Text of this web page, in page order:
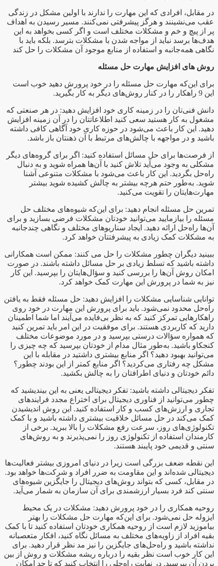
در مقابل، افرادی که این مهارت را ندارند با اولین مشکل در زندگی
عقب می‌نشینند و هرگز پیشرفتی نمی‌کنند. مسیر رسیدن به اهداف
پر از پیچ و خم و مشکلات مختلف است و اگر کسی بخواهد به این
هدف‌ها برسد نباید از مواجه شدن با مشکلات بترسد. بلکه باید با
نگاهی همه‌جانبه و استفاده از منابع موجود آن مشکلات را حل کند
روش های افزایش مهارت حل مسئله
برای این‌که مهارت حل مسئله را در خود پرورش دهید خوب است
این 9 راهکار را در کنار روش‌های دیگر به کار بگیرید.
دانش فنی‌تان را در زمینه کاری خود افزایش دهید: در هر صنعتی که
مشغول به کار هستید سعی کنید اطلاعاتتان را در آن زمینه افزایش
دهید. این کار باعث می‌شود در حوزه کاری خود آگاهی کافی داشته
باشید و در مواجهه با چالش‌های مرتبط با آن ذهنتان باز باشد.
از فرصت‌ها برای حل مسائل استفاده کنید: اگر برای گروه‌های دیگر
مشکلی به وجود می‌آید تلاش کنید با آن‌ها همراه شوید و به دنبال
راه‌حل بگردید. این کار باعث می‌شود با مشکلات متنوعی آشنا
شوید. به‌طور حتم هرچه بیشتر به چالش کشیده شوید بیشتر
مهارت‌هایتان را تقویت می‌کنید.
تمرین حل مسئله انجام دهید: برای این‌که شیوه‌های مختلف حل
مسئله را بیازمایید می‌توانید خودتان مشکلات فرضی بسازید و برای
آن‌ها راه‌حل ارائه دهید. ایجاد سناریوهای مختلف و نگاهی چندجانبه
به مشکلات کمک زیادی به پیشرفتتان خواهد کرد.
ببینید دیگران چطور مشکلات را حل می کنند: ممکن است همکارانی
داشته باشید که تسلط زیادی بر حل مسائل داشته باشند. در صورت
امکان روش آن‌ها را بررسی کنید و سؤال‌هایتان را بپرسید. این کار
نیز به شما در پرورش این مهارت کمک خواهد کرد.
توانایی شناسایی مشکلات را افزایش دهید: حل مسئله فقط به یافتن
راه‌حل محدود نمی‌شود. باید برای پرورش این مهارت در خود روی
راهکارهایی تمرکز کنید که به نظر بی‌فایده می‌آیند اما شما اطمینان
دارید که کاربردی هستند. برای موفقیت در این امر باید تمرین کنید
که همواره سؤالات درستی بپرسید و در مورد موضوعات مختلف
کنجکاو باشید. به‌طور مثال مدام از خودتان بپرسید که چه چیزی را
می‌توانید بهبود دهید؟ اگر منابع بیشتری داشتید در مقابله با این
مشکل چه رفتاری می‌کردید؟ اگر منابع کمتر از این بودند چطور؟
دائم خودتان و دنیای اطرافتان را به چالش بکشید.
تفکر دیجیتالی داشته باشید: تفکر دیجیتالی یعنی به این بیندیشید که
چطور می‌توانید از فناوری دیجیتال برای اختراع مجدد فرایندهای
تجاری و ارزش‌های کسب و کار استفاده کنید. این روش اندیشیدن
کمک می‌کند در حل مسائل خلاقیت بیشتری داشته باشید و با کمک
تکنولوژی‌های روز، سرعت رفع مشکلات را بالا ببرید. برخی از
کارمندان استفاده از تکنولوژی روز را نمی‌پذیرند و به روش‌های
سنتی و قدیمی خود پایبند هستند.
این نقطه ضعف بزرگی است زیرا در دنیای امروزی بیشتر فعالیت‌ها
دیجیتالی شده‌اند و این مقاومت به ضرر افراد و شرکت‌ها خواهد بود.
در مقابل، کسی که بتواند روش‌های دیجیتال را جایگزین شیوه‌های
سنتی کند فرد بسیار ارزشمندی برای آن سازمان به شمار می‌آید.
روحیه همکاری را در خود پرورش دهید: مشکلات در یک محیط
ایزوله حل نمی‌شود. برای این‌که مهارت حل مشکلات را بهتر
بیاموزید لازم است از روحیه همکاری خودتان استفاده کنید تا با کمک
بقیه افراد از زاویه‌های مختلف به مسائل نگاه کنید، افکار متعصبانه
نداشته باشید و راه‌حل‌های جایگزین را نیز مد نظر قرار دهید. برای
این کار خوب است نظر بقیه را درباره ریشه مشکلات و روش از بین
بردن آن بپرسید. در نهایت راه‌حلی را انتخاب کنید که تا حد امکان